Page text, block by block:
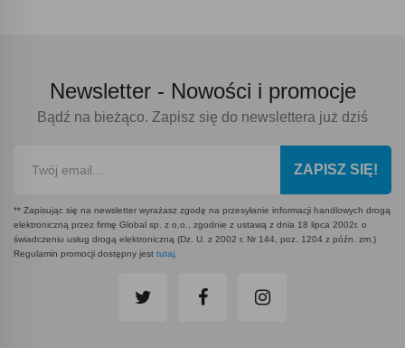
Newsletter - Nowości i promocje
Bądź na bieżąco. Zapisz się do newslettera już dziś
ZAPISZ SIĘ!
** Zapisując się na newsletter wyrażasz zgodę na przesyłanie informacji handlowych drogą
elektroniczną przez firmę Global sp. z o.o., zgodnie z ustawą z dnia 18 lipca 2002r. o
świadczeniu usług drogą elektroniczną (Dz. U. z 2002 r. Nr 144, poz. 1204 z późn. zm.)
Regulamin promocji dostępny jest tutaj